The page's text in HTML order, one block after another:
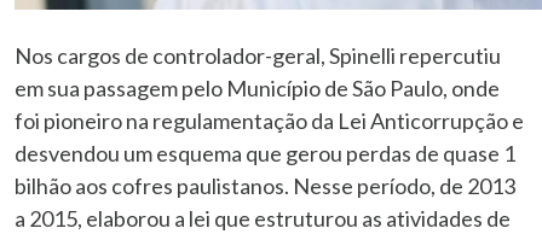
Nos cargos de controlador-geral, Spinelli repercutiu
em sua passagem pelo Município de São Paulo, onde
foi pioneiro na regulamentação da Lei Anticorrupção e
desvendou um esquema que gerou perdas de quase 1
bilhão aos cofres paulistanos. Nesse período, de 2013
a 2015, elaborou a lei que estruturou as atividades de